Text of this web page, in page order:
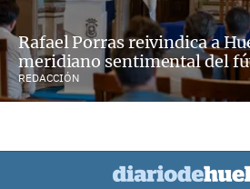
Rafael Porras reivindica a
meridiano sentimental del
REDACCIÓN